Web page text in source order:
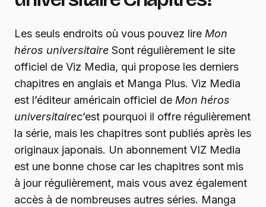
Les seuls endroits où vous pouvez lire Mon
héros universitaire Sont régulièrement le site
officiel de Viz Media, qui propose les derniers
chapitres en anglais et Manga Plus. Viz Media
est l’éditeur américain officiel de Mon héros
universitairec’est pourquoi il offre régulièrement
la série, mais les chapitres sont publiés après les
originaux japonais. Un abonnement VIZ Media
est une bonne chose car les chapitres sont mis
à jour régulièrement, mais vous avez également
accès à de nombreuses autres séries. Manga